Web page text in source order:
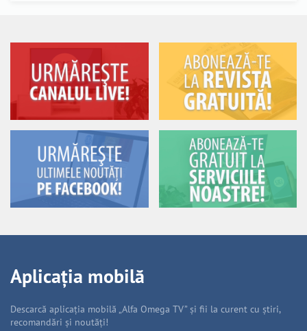
Aplicația mobilă
Descarcă aplicația mobilă „Alfa Omega TV” și fii la curent cu știri,
recomandări și noutăți!